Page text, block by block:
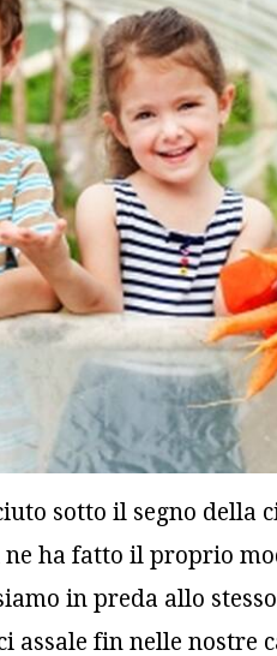
sotto il segno della
ha fatto il proprio
in preda allo
assale fin nelle nostre